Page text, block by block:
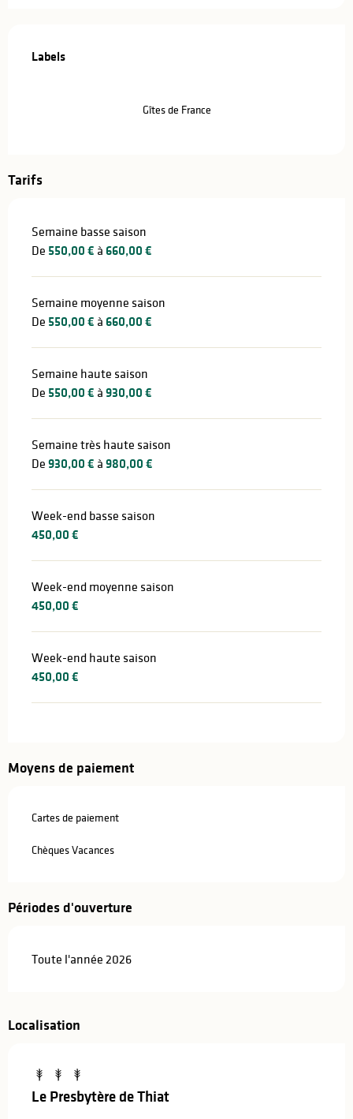
Labels
Labels
Gîtes de France
Tarifs
Semaine basse saison
De 550,00 € à 660,00 €
Semaine moyenne saison
De 550,00 € à 660,00 €
Semaine haute saison
De 550,00 € à 930,00 €
Semaine très haute saison
De 930,00 € à 980,00 €
Week-end basse saison
450,00 €
Week-end moyenne saison
450,00 €
Week-end haute saison
450,00 €
Moyens de paiement
Cartes de paiement
Chèques Vacances
Périodes d'ouverture
Toute l'année 2026
Localisation
Le Presbytère de Thiat